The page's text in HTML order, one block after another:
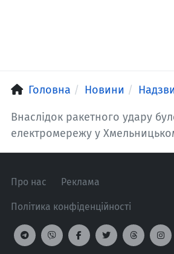
Головна Новини
Внаслідок ракетного удару
електромережу у
Про нас Реклама
Політика конфіденційності